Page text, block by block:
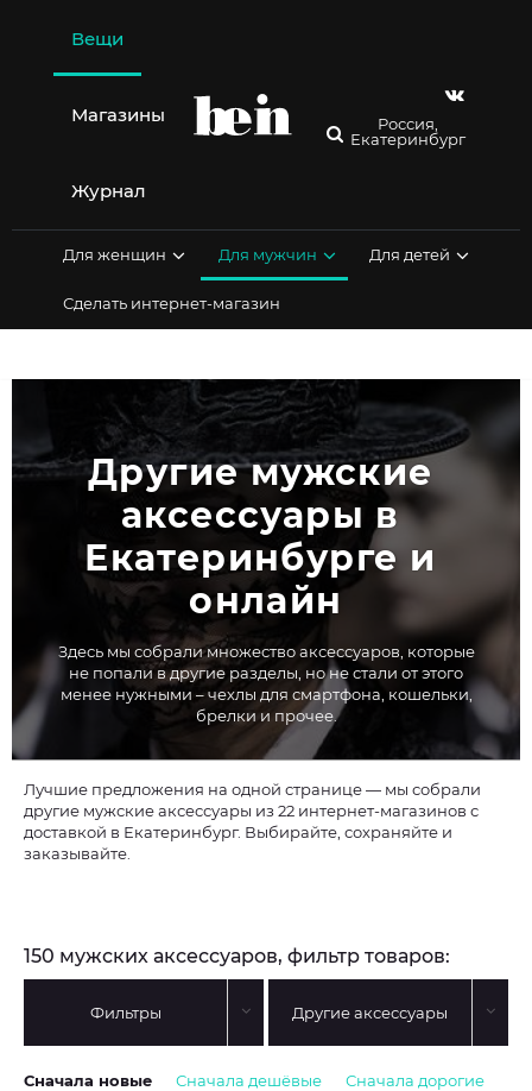
содержимому
Вещи
Магазины
Журнал
Россия,
Екатеринбург
Для женщин Для мужчин Для детей
Сделать интернет-магазин
Другие мужские
аксессуары в
Екатеринбурге и
онлайн
Здесь мы собрали множество аксессуаров, которые
не попали в другие разделы, но не стали от этого
менее нужными – чехлы для смартфона, кошельки,
брелки и прочее.
Лучшие предложения на одной странице — мы собрали
другие мужские аксессуары из 22 интернет-магазинов с
доставкой в Екатеринбург. Выбирайте, сохраняйте и
заказывайте.
150 мужских аксессуаров, фильтр товаров:
Фильтры Другие аксессуары
Сначала новые Сначала дешёвые Сначала дорогие